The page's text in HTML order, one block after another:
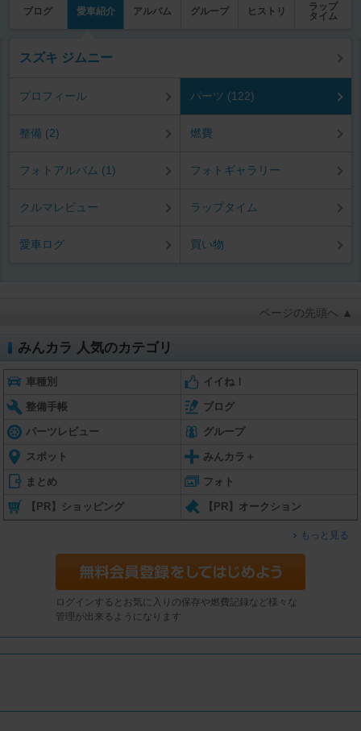
ブログ 愛車紹介 アルバム グループ ヒストリ
ラップ
タイム
スズキ ジムニー
プロフィール パーツ (122)
整備 (2) 燃費
フォトアルバム (1) フォトギャラリー
クルマレビュー ラップタイム
愛車ログ 買い物
ページの先頭へ ▲
みんカラ 人気のカテゴリ
車種別 イイね！
整備手帳 ブログ
パーツレビュー グループ
スポット みんカラ＋
まとめ フォト
【PR】ショッピング 【PR】オークション
もっと見る
ログインするとお気に入りの保存や燃費記録など様々な
管理が出来るようになります